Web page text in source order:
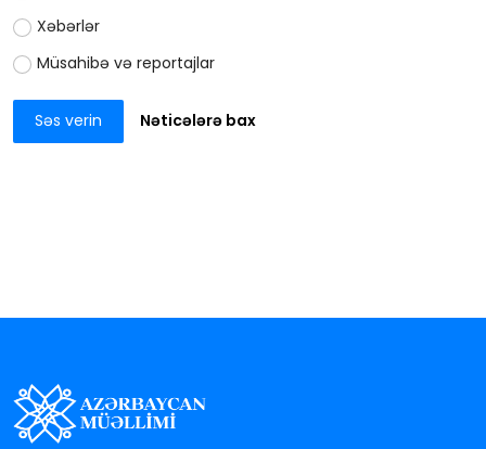
Xəbərlər
Müsahibə və reportajlar
Səs verin Nəticələrə bax